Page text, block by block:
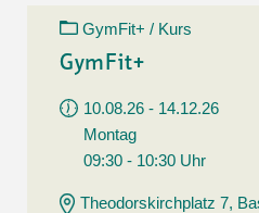
GymFit+ / Kurs
GymFit+
10.08.26 - 14.12.26
Montag
09:30 - 10:30 Uhr
Theodorskirchplatz 7,